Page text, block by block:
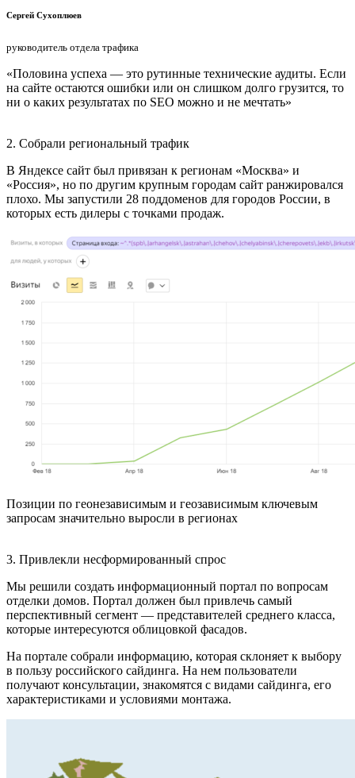
Сергей Сухоплюев
руководитель отдела трафика
«Половина успеха — это рутинные технические аудиты. Если
на сайте остаются ошибки или он слишком долго грузится, то
ни о каких результатах по SEO можно и не мечтать»
2. Собрали региональный трафик
В Яндексе сайт был привязан к регионам «Москва» и
«Россия», но по другим крупным городам сайт ранжировался
плохо. Мы запустили 28 поддоменов для городов России, в
которых есть дилеры с точками продаж.
Позиции по геонезависимым и геозависимым ключевым
запросам значительно выросли в регионах
3. Привлекли несформированный спрос
Мы решили создать информационный портал по вопросам
отделки домов. Портал должен был привлечь самый
перспективный сегмент — представителей среднего класса,
которые интересуются облицовкой фасадов.
На портале собрали информацию, которая склоняет к выбору
в пользу российского сайдинга. На нем пользователи
получают консультации, знакомятся с видами сайдинга, его
характеристиками и условиями монтажа.